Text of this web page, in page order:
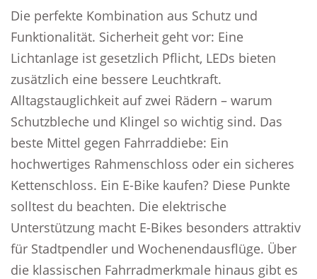
Die perfekte Kombination aus Schutz und
Funktionalität. Sicherheit geht vor: Eine
Lichtanlage ist gesetzlich Pflicht, LEDs bieten
zusätzlich eine bessere Leuchtkraft.
Alltagstauglichkeit auf zwei Rädern – warum
Schutzbleche und Klingel so wichtig sind. Das
beste Mittel gegen Fahrraddiebe: Ein
hochwertiges Rahmenschloss oder ein sicheres
Kettenschloss. Ein E-Bike kaufen? Diese Punkte
solltest du beachten. Die elektrische
Unterstützung macht E-Bikes besonders attraktiv
für Stadtpendler und Wochenendausflüge. Über
die klassischen Fahrradmerkmale hinaus gibt es